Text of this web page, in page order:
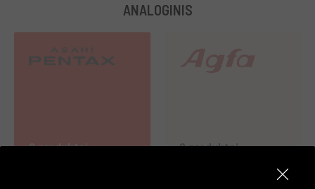
ANALOGINIS
0 produktai 0 produktai